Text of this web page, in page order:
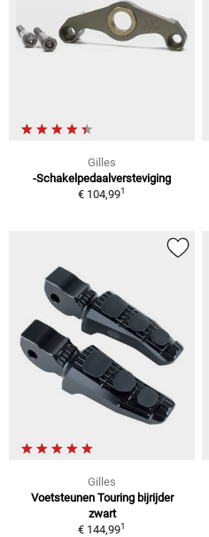
Gilles
-Schakelpedaalversteviging
€ 104,991
Gilles
Voetsteunen Touring bijrijder
zwart
€ 144,991